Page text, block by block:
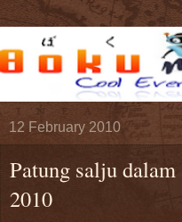
12 February 2010
Patung salju
2010